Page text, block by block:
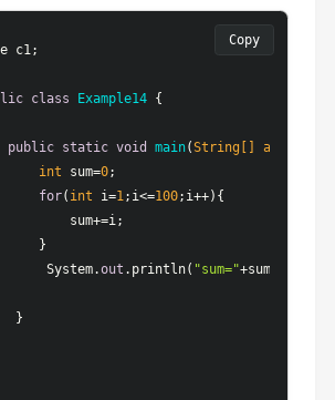
c1;
class Example14 {
public static void main(String[] args
int sum=0;
for( int i=1 ;i<=100;i++){
sum+=i;
}
System.
out .println( "sum="+sum);
}
Copy